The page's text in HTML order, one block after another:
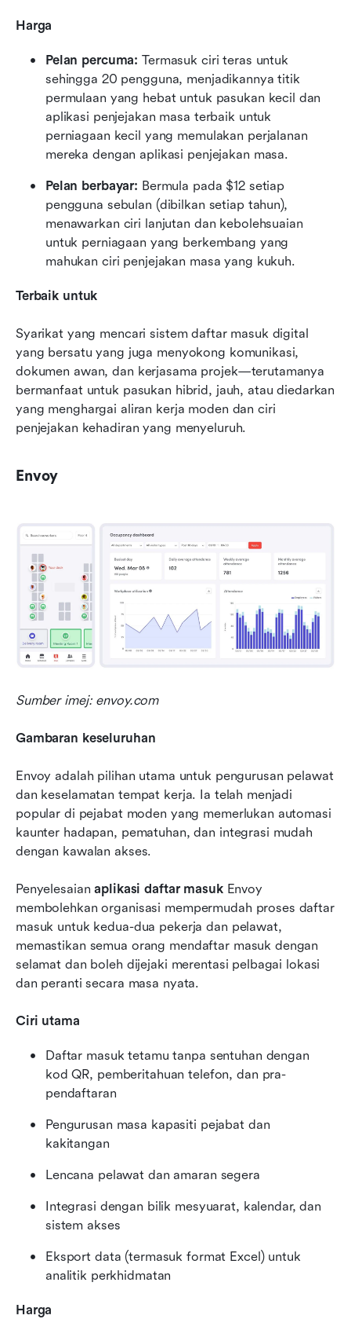
Harga
Pelan percuma: Termasuk ciri teras untuk
sehingga 20 pengguna, menjadikannya titik
permulaan yang hebat untuk pasukan kecil dan
aplikasi penjejakan masa terbaik untuk
perniagaan kecil yang memulakan perjalanan
mereka dengan aplikasi penjejakan masa.
Pelan berbayar: Bermula pada $12 setiap
pengguna sebulan (dibilkan setiap tahun),
menawarkan ciri lanjutan dan kebolehsuaian
untuk perniagaan yang berkembang yang
mahukan ciri penjejakan masa yang kukuh.
Terbaik untuk
Syarikat yang mencari sistem daftar masuk digital
yang bersatu yang juga menyokong komunikasi,
dokumen awan, dan kerjasama projek—terutamanya
bermanfaat untuk pasukan hibrid, jauh, atau diedarkan
yang menghargai aliran kerja moden dan ciri
penjejakan kehadiran yang menyeluruh.
Envoy
Sumber imej: envoy.com
Gambaran keseluruhan
Envoy adalah pilihan utama untuk pengurusan pelawat
dan keselamatan tempat kerja. Ia telah menjadi
popular di pejabat moden yang memerlukan automasi
kaunter hadapan, pematuhan, dan integrasi mudah
dengan kawalan akses.
Penyelesaian aplikasi daftar masuk Envoy
membolehkan organisasi mempermudah proses daftar
masuk untuk kedua-dua pekerja dan pelawat,
memastikan semua orang mendaftar masuk dengan
selamat dan boleh dijejaki merentasi pelbagai lokasi
dan peranti secara masa nyata.
Ciri utama
Daftar masuk tetamu tanpa sentuhan dengan
kod QR, pemberitahuan telefon, dan pra-
pendaftaran
Pengurusan masa kapasiti pejabat dan
kakitangan
Lencana pelawat dan amaran segera
Integrasi dengan bilik mesyuarat, kalendar, dan
sistem akses
Eksport data (termasuk format Excel) untuk
analitik perkhidmatan
Harga